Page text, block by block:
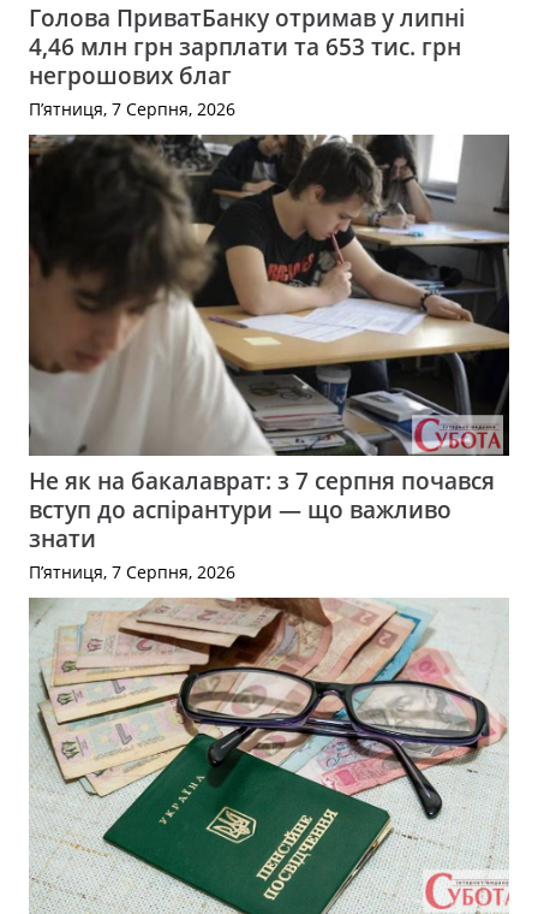
Голова ПриватБанку отримав у липні
4,46 млн грн зарплати та 653 тис. грн
негрошових благ
П’ятниця, 7 Серпня, 2026
Не як на бакалаврат: з 7 серпня почався
вступ до аспірантури — що важливо
знати
П’ятниця, 7 Серпня, 2026